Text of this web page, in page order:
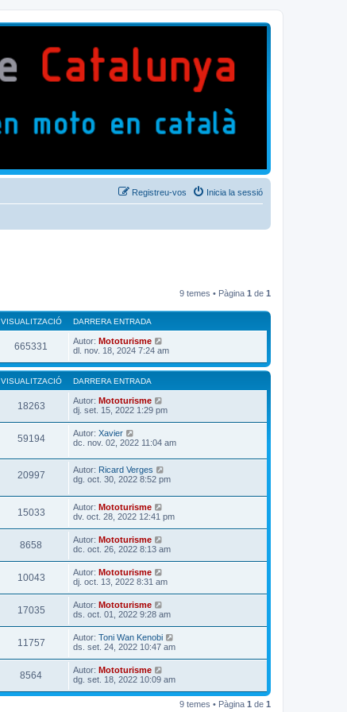
Inicia la sessió
Registreu-vos
9 temes • Pàgina 1 de 1
VISUALITZACIÓ DARRERA ENTRADA
665331 Autor: Mototurisme
dl. nov. 18, 2024 7:24 am
VISUALITZACIÓ DARRERA ENTRADA
18263 Autor: Mototurisme
dj. set. 15, 2022 1:29 pm
59194 Autor: Xavier
dc. nov. 02, 2022 11:04 am
20997 Autor: Ricard Verges
dg. oct. 30, 2022 8:52 pm
15033 Autor: Mototurisme
dv. oct. 28, 2022 12:41 pm
8658 Autor: Mototurisme
dc. oct. 26, 2022 8:13 am
10043 Autor: Mototurisme
dj. oct. 13, 2022 8:31 am
17035 Autor: Mototurisme
ds. oct. 01, 2022 9:28 am
11757 Autor: Toni Wan Kenobi
ds. set. 24, 2022 10:47 am
8564 Autor: Mototurisme
dg. set. 18, 2022 10:09 am
9 temes • Pàgina 1 de 1